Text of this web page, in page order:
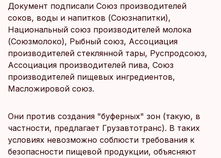
Документ подписали Союз производителей
соков, воды и напитков (Союзнапитки),
Национальный союз производителей молока
(Союзмолоко), Рыбный союз, Ассоциация
производителей стеклянной тары, Руспродсоюз,
Ассоциация производителей пива, Союз
производителей пищевых ингредиентов,
Масложировой союз.
Они против создания "буферных" зон (такую, в
частности, предлагает Грузавтотранс). В таких
условиях невозможно соблюсти требования к
безопасности пищевой продукции, объясняют